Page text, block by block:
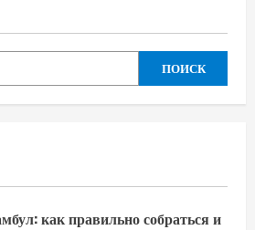
ПОИСК
как правильно собраться и